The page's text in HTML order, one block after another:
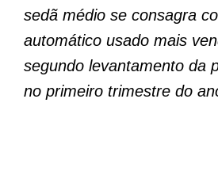
sedã médio se consagra
automático usado mais
segundo levantamento da
no primeiro trimestre do